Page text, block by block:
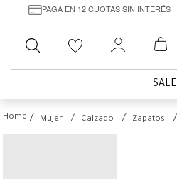
PAGA EN 12 CUOTAS SIN INTERÉS
Buscar
SALE
Mujer Calzado Zapatos